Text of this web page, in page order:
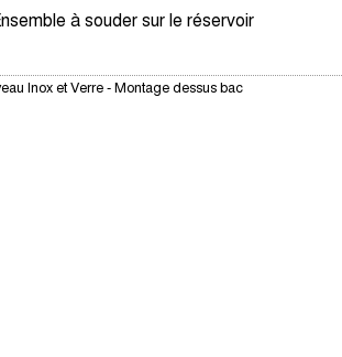
à souder sur le réservoir
Inox et Verre - Montage dessus bac